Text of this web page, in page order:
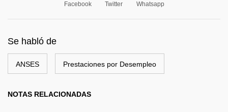
Facebook Twitter Whatsapp
Se habló de
ANSES Prestaciones por Desempleo
NOTAS RELACIONADAS